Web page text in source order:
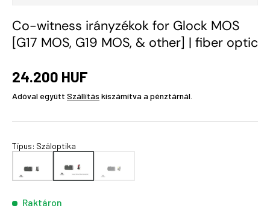
Co-witness irányzékok for Glock MOS
[G17 MOS, G19 MOS, & other] | fiber optic
24.200 HUF
Adóval együtt Szállítás kiszámítva a pénztárnál.
Típus: Száloptika
Raktáron